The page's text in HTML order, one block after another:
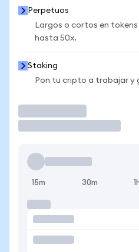
Perpetuos
Largos o cortos en
hasta 50x.
Staking
Pon tu cripto a trabajar y
15m 30m